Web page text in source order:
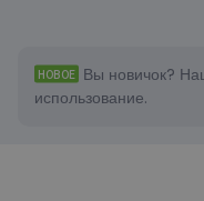
НОВОЕ Вы новичок?
использование.